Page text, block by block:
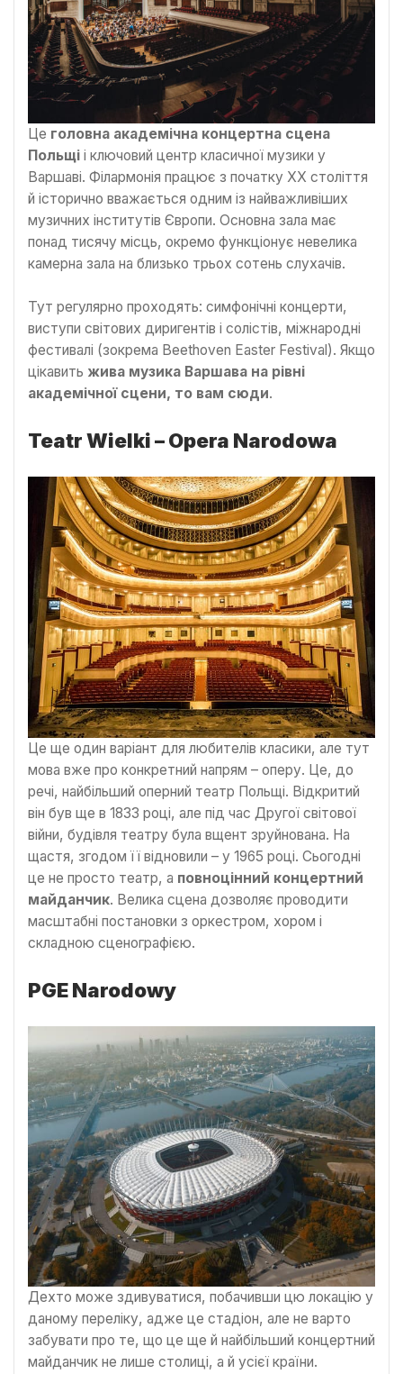
Це головна академічна концертна сцена
Польщі і ключовий центр класичної музики у
Варшаві. Філармонія працює з початку XX століття
й історично вважається одним із найважливіших
музичних інститутів Європи. Основна зала має
понад тисячу місць, окремо функціонує невелика
камерна зала на близько трьох сотень слухачів.
Тут регулярно проходять: симфонічні концерти,
виступи світових диригентів і солістів, міжнародні
фестивалі (зокрема Beethoven Easter Festival). Якщо
цікавить жива музика Варшава на рівні
академічної сцени, то вам сюди.
Teatr Wielki – Opera Narodowa
Це ще один варіант для любителів класики, але тут
мова вже про конкретний напрям – оперу. Це, до
речі, найбільший оперний театр Польщі. Відкритий
він був ще в 1833 році, але під час Другої світової
війни, будівля театру була вщент зруйнована. На
щастя, згодом її відновили – у 1965 році. Сьогодні
це не просто театр, а повноцінний концертний
майданчик. Велика сцена дозволяє проводити
масштабні постановки з оркестром, хором і
складною сценографією.
PGE Narodowy
Дехто може здивуватися, побачивши цю локацію у
даному переліку, адже це стадіон, але не варто
забувати про те, що це ще й найбільший концертний
майданчик не лише столиці, а й усієї країни.